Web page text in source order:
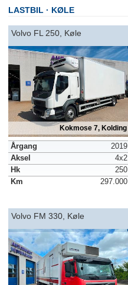
LASTBIL KØLE
Volvo FL 250, Køle
Kokmose 7, Kolding
Årgang
2019
Aksel
4x2
Hk
250
Km
297.000
Volvo FM 330, Køle